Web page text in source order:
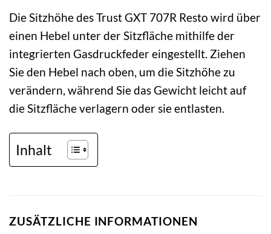
Die Sitzhöhe des Trust GXT 707R Resto wird über
einen Hebel unter der Sitzfläche mithilfe der
integrierten Gasdruckfeder eingestellt. Ziehen
Sie den Hebel nach oben, um die Sitzhöhe zu
verändern, während Sie das Gewicht leicht auf
die Sitzfläche verlagern oder sie entlasten.
Inhalt
ZUSÄTZLICHE INFORMATIONEN